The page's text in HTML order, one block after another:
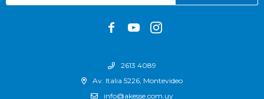
2613 4089
Av. Italia 5226, Montevideo
info@akesse.com.uy
  